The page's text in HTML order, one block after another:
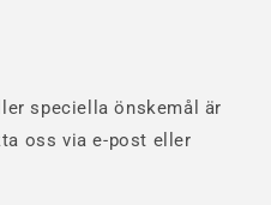
speciella önskemål är
oss via e-post eller